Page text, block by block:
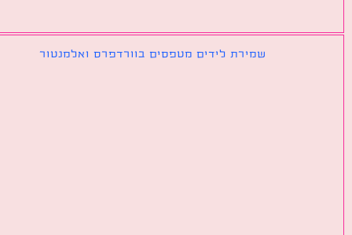
שמירת לידים מטפסים בוורדפרס ואלמנטור